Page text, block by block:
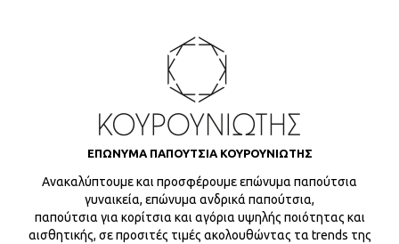
ΕΠΩΝΥΜΑ ΠΑΠΟΥΤΣΙΑ ΚΟΥΡΟΥΝΙΩΤΗΣ
Ανακαλύπτουμε και προσφέρουμε επώνυμα παπούτσια
γυναικεία, επώνυμα ανδρικά παπούτσια,
παπούτσια για κορίτσια και αγόρια υψηλής ποιότητας και
αισθητικής, σε προσιτές τιμές ακολουθώντας τα trends της